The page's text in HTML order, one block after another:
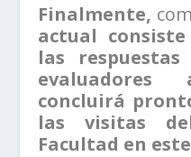
Finalmente,
actual
las
evaluadores
concluirá
las visitas
Facultad en